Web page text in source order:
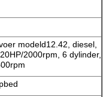
modeld12.42, diesel,
2000rpm, 6 dylinder,